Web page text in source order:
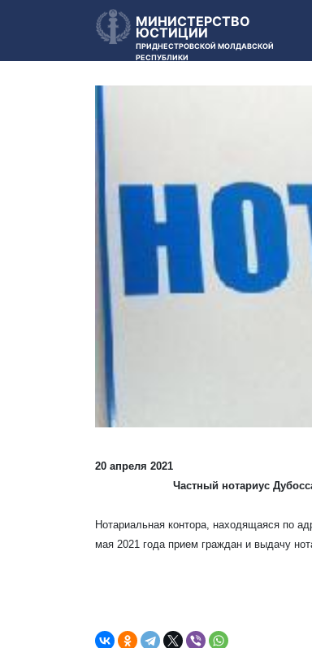
МИНИСТЕРСТВО
ЮСТИЦИИ
ПРИДНЕСТРОВСКОЙ МОЛДАВСКОЙ
РЕСПУБЛИКИ
20 апреля 2021
Частный нотариус
Нотариальная контора, находящаяся по
мая 2021 года прием граждан и выдачу